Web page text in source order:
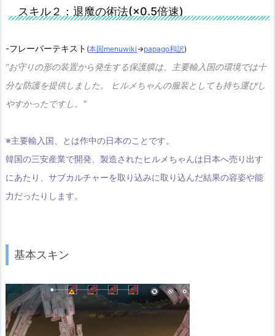
スキル２：退魔の術法(×0.5倍速)
-フレーバーテキスト (本国menuwiki→papago和訳)
“お守りの形の装置から発生する保護膜は、主要輸入国の環境では十
分な防護を提供しました。 ヒルメちゃんの服装としても持ち運びし
やすかったですし。"
※主要輸入国、とは作中の日本のことです。
韓国の三安産業で開発、製造されたヒルメちゃんは日本へ売り出す
にあたり、サブカルチャーを取り込みに取り込んだ結果の容姿や能
力だったりします。
基本スキン